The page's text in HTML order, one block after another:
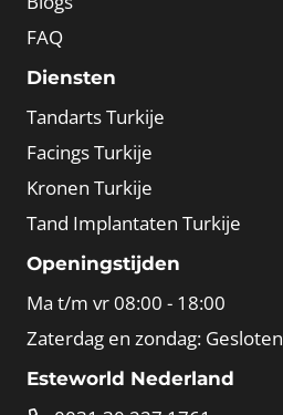
FAQ
Diensten
Tandarts Turkije
Facings Turkije
Kronen Turkije
Tand Implantaten Turkije
Openingstijden
Ma t/m vr 08:00 - 18:00
Zaterdag en zondag: Gesloten
Esteworld Nederland